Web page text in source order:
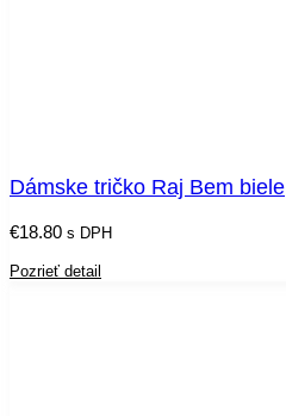
Dámske tričko Raj Bem biele
€18.80 s DPH
Pozrieť detail